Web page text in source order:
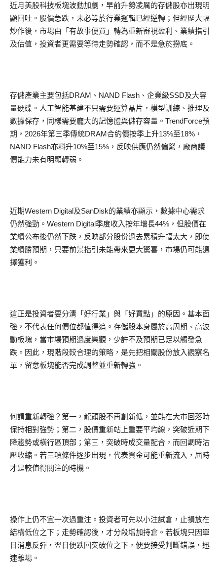
近月美股科技板塊波動加劇，早前升勢凌厲的存儲股亦出現明
顯回吐。股價急跌，未必等於行業邏輯已經逆轉；但經歷大幅
炒作後，市場由「有故事便買」轉為重新審視盈利、業績指引
及估值，投資者更需要等待走勢確認，而不是急於撈底。
存儲產業主要包括DRAM、NAND Flash、企業級SSD及大容
量硬碟。人工智能基建不只需要運算晶片，模型訓練、推理及
數據保存，同樣需要龐大的記憶體與儲存容量。TrendForce預
期，2026年第三季傳統DRAM合約價按季上升13%至18%，
NAND Flash亦料升10%至15%，反映供應仍然偏緊，廠商議
價能力未有明顯轉弱。
近期Western Digital及SanDisk的業績亦顯示，數據中心需求
仍然強勁。Western Digital季度收入按年增長44%，但股價在
業績公布後仍然下跌，反映部分股份過去累積升幅太大，即使
業績勝預期，只要前景指引未能帶來更大驚喜，市場仍可能選
擇獲利。
這正是投資者要分清「好行業」與「好買點」的原因。基本面
強，不代表任何價位都值得追。存儲股本身屬於高周期、高波
動板塊，當市場預期過度樂觀，少許不及預期已足以觸發急
跌。因此，現階段較合理的策略，是先把相關股份放入觀察名
單，留意板塊能否完成調整並重新轉強。
何謂重新轉強？第一，龍頭股不再創新低，並能在大市回落時
保持相對強勢；第二，股價重新站上重要平均線，突破近期下
降趨勢或橫行區頂部；第三，突破時成交量配合，而回調時沽
壓收縮。若三項條件逐步出現，代表資金可能重新流入，屆時
才是較值得關注的時機。
操作上仍不宜一次過重注。投資者可先以小注試倉，止損放在
結構低位之下；走勢確認後，才分段增加持倉。若板塊只因單
日消息反彈，翌日便跌回突破位之下，便要接受判斷錯誤，迅
速離場。